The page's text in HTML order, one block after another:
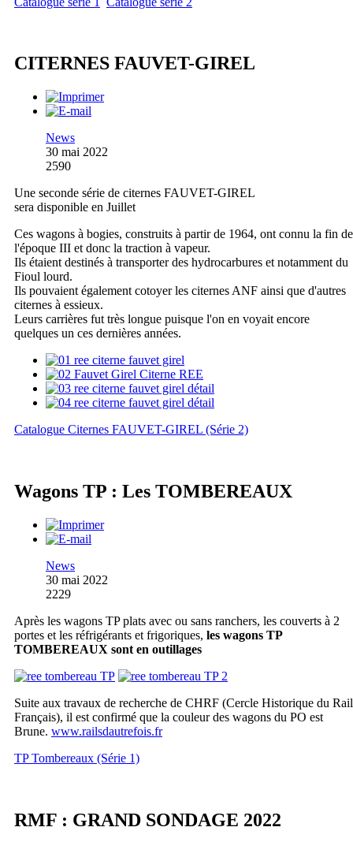
CITERNES FAUVET-GIREL
News
30 mai 2022
2590
Une seconde série de citernes FAUVET-GIREL
sera disponible en Juillet
Ces wagons à bogies, construits à partir de 1964, ont connu la fin de
l'époque III et donc la traction à vapeur.
Ils étaient destinés à transporter des hydrocarbures et notamment du
Fioul lourd.
Ils pouvaient également cotoyer les citernes ANF ainsi que d'autres
citernes à essieux.
Leurs carrières fut très longue puisque l'on en voyait encore
quelques un ces dernières années.
Catalogue Citernes FAUVET-GIREL (Série 2)
Wagons TP : Les TOMBEREAUX
News
30 mai 2022
2229
Après les wagons TP plats avec ou sans ranchers, les couverts à 2
portes et les réfrigérants et frigoriques, les wagons TP
TOMBEREAUX sont en outillages
Suite aux travaux de recherche de CHRF (Cercle Historique du Rail
Français), il est confirmé que la couleur des wagons du PO est
Brune. www.railsdautrefois.fr
TP Tombereaux (Série 1)
RMF : GRAND SONDAGE 2022